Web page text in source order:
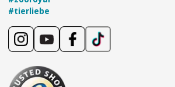
#tierliebe